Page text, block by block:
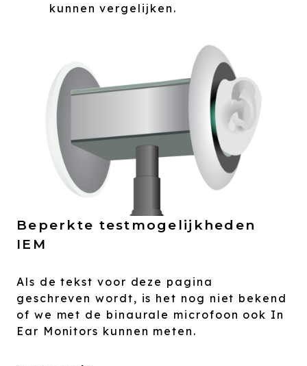
kunnen vergelijken.
Beperkte testmogelijkheden
IEM
Als de tekst voor deze pagina
geschreven wordt, is het nog niet bekend
of we met de binaurale microfoon ook In
Ear Monitors kunnen meten.